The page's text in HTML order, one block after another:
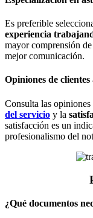
Es preferible
experiencia
mayor comprensión
mejor comunicación.
Opiniones de
Consulta las
del servicio y la
satisfacción es un
profesionalismo del
¿Qué documentos